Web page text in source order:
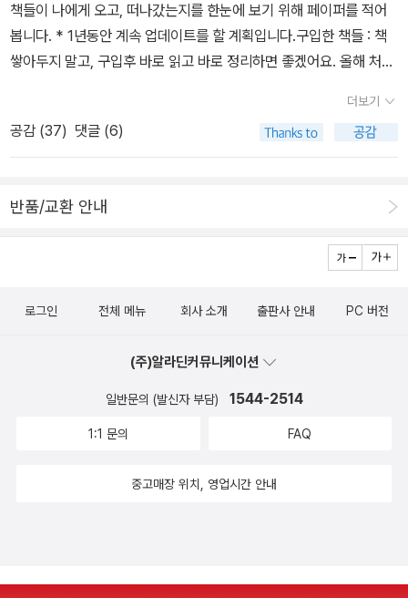
족하는 수상작품집으로 계속 만나길 바라봅니다.오랜만에 책 읽으면
서 와인 한잔... 잘 어울렸던 레드와인었어요. 작년에 베트남 여행을
준비했지만, 코로나로인해 여행 2주전쯤 취소 수수료를 내고 취소한
이후로 언제쯤 다시 예전처럼 여행을 할수 있을까?… 하며 답답한 마
음이 있었는데, 정세랑님의 여행 에세이를 읽으니 약간은 진정된 기
쩌다보니 가게되었다…가 저랑 같아서 대부분의 여행은 신랑이 결정
떠밀어주지 않으면 아마 아무곳도 안 갔을것 같네요 ㅎㅎ (가장 큰 이
유는 비행기 타는것이 너무 싫은거지만)가봤던 여행지의 공감뿐만 아
니라 여행지와 문화의 조합도 제 취향저격이었던것 같아요. 낯선곳으
아왔을때의 안도감과 그리움으로 충만해지는 일상 때문에 자꾸 여행
넓어지는 시각을 얻는것이 여행을 하게 되는 큰 이유같아요. 여행지
가 결정되면 그곳의 여행정보외에도 역사, 문화, 음식등의 새로운 정
당분간 코로나로 인해 해외여행이 예전처럼 자유롭지는 않지만, 덕분
그림보다 글이 많은 그래픽노블 스타일이라 꼼꼼히 읽다보니 의외로
책들이 나에게 오고, 떠나갔는지를 한눈에 보기 위해 페이퍼를 적어
봅니다. * 1년동안 계속 업데이트를 할 계획입니다.구입한 책들 : 책
쌓아두지 말고, 구입후 바로 읽고 바로 정리하면 좋겠어요. 올해 처음
드디어 나를 위한 시집으로 선택한 책입니다. 코로나 기간만 아니었
더라면, 도서관에서 대출해서 읽었을텐데...지난해 소설을 많이 읽지
못한것 같아, 오랜만에 읽고 싶은 SF 단편집으로 테드창의 책을 선택
했어요. 마블과 안녕한지 좀 되었는데, 데드풀과 명작의 만남이라 그
림만 봐도 즐거울것 같아 구입했어요. 무료배송이라 배송비 절감차
원에서 구매하고 있는 만화책이예요. 구입한 만화책들- 여전히 만
하니 책으로 대리만족 마일리지 때문에 구입한 영어책 ^^;; 정리한
책들 : 책선물을 할수 있다는 것만 자체로도 기쁜
일. 선물받은 책들 부담 없는 선물은 다 좋아요. *^^
더보기
공감 (37) 댓글 (6)
반품/교환 안내
로그인 전체 메뉴 회사 소개 출판사 안내 PC 버전
(주)알라딘커뮤니케이션
일반문의 (발신자 부담) 1544-2514
1:1 문의 FAQ
중고매장 위치, 영업시간 안내